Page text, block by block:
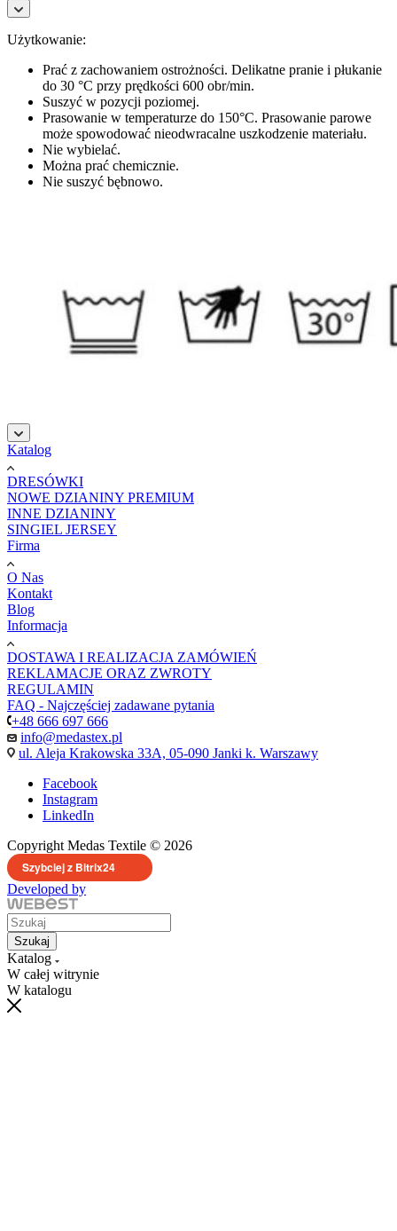
Użytkowanie:
Prać z zachowaniem ostrożności. Delikatne pranie i płukanie
do 30 °C przy prędkości 600 obr/min.
Suszyć w pozycji poziomej.
Prasowanie w temperaturze do 150°C. Prasowanie parowe
może spowodować nieodwracalne uszkodzenie materiału.
Nie wybielać.
Można prać chemicznie.
Nie suszyć bębnowo.
şans
casino
|
vidobet
|
vidobet
|
vidobet
güncel
giriş
|
vidobet
giriş
|
casinolevant
|
casinolevant
|
casinolevant
|
vidobet
giriş
|
şans
casino
|
casinolevant
giriş
|
casino
şans
|
şans
casino
giriş
|
casino
levant
|
casino
şans
|
casino
şans
|
boostaro
|
casinolevant
giriş
|
şans
casino
giriş
|
casinolevant
giriş
|
şanscasino
|
vidobet
|
vidobet
giriş
|
levant
casino
|
gorabet
|
galyabet
|
gorabet
|
gorabet
|
gorabet
|
vidobet
giriş
|
galyabet
|
gorabet
|
gorabet
Katalog
DRESÓWKI
NOWE DZIANINY PREMIUM
INNE DZIANINY
SINGIEL JERSEY
Firma
O Nas
Kontakt
Blog
Informacja
DOSTAWA I REALIZACJA ZAMÓWIEŃ
REKLAMACJE ORAZ ZWROTY
REGULAMIN
FAQ - Najczęściej zadawane pytania
+48 666 697 666
info@medastex.pl
ul. Aleja Krakowska 33A, 05-090 Janki k. Warszawy
Facebook
Instagram
LinkedIn
Copyright Medas Textile © 2026
Szybciej z Bitrix24
Developed by
Szukaj
Katalog
W całej witrynie
W katalogu